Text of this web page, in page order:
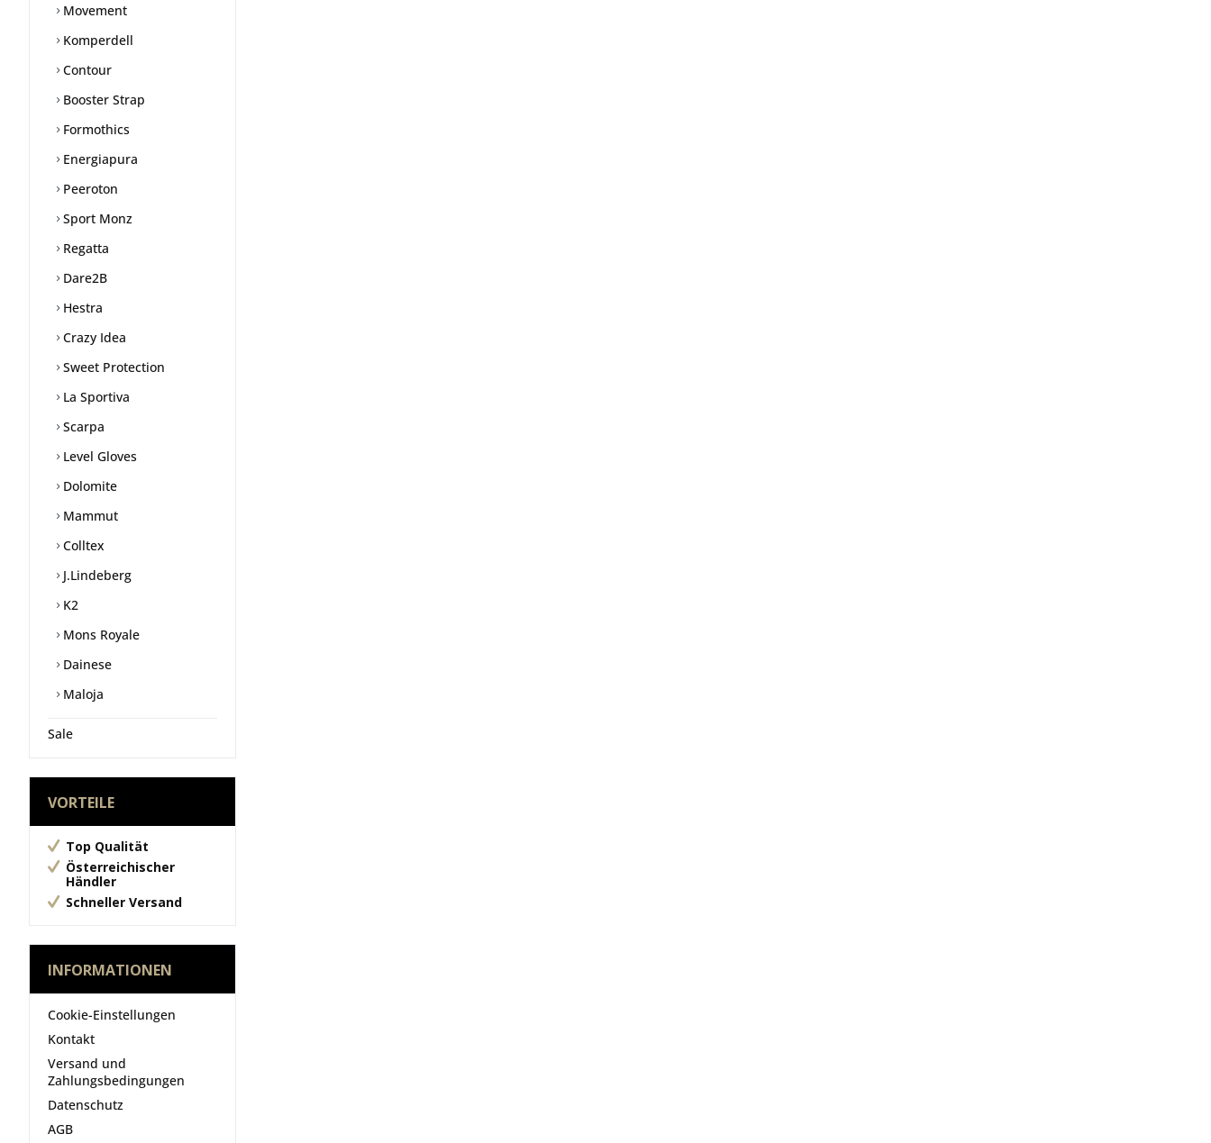
Movement
Komperdell
Contour
Booster Strap
Formothics
Energiapura
Peeroton
Sport Monz
Regatta
Dare2B
Hestra
Crazy Idea
Sweet Protection
La Sportiva
Scarpa
Level Gloves
Dolomite
Mammut
Colltex
J.Lindeberg
K2
Mons Royale
Dainese
Maloja
Sale
VORTEILE
Top Qualität
Österreichischer
Händler
Schneller Versand
INFORMATIONEN
Cookie-Einstellungen
Kontakt
Versand und
Zahlungsbedingungen
Datenschutz
AGB